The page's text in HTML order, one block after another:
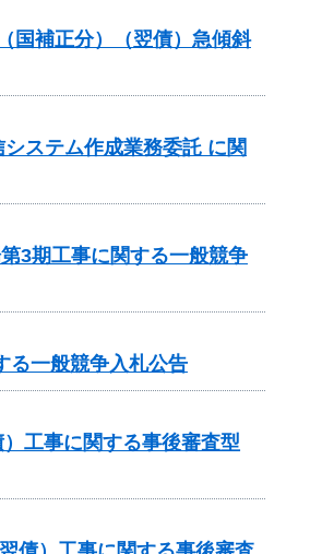
国補正分）（翌債）急傾斜
ステム作成業務委託 に関
3期工事に関する一般競争
る一般競争入札公告
工事に関する事後審査型